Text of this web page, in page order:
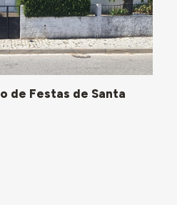
de Festas de Santa